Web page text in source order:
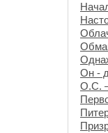
Он -
О.С.